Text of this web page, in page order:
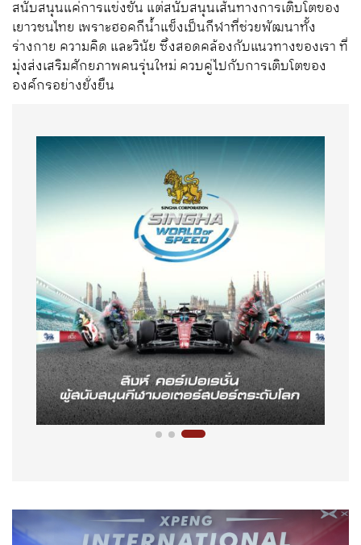
สนับสนุนแค่การแข่งขัน แต่สนับสนุนเส้นทางการเติบโตของ
เยาวชนไทย เพราะฮอคกีน้ำแข็งเป็นกีฬาที่ช่วยพัฒนาทั้ง
ร่างกาย ความคิด และวินัย ซึ่งสอดคล้องกับแนวทางของเรา ที่
มุ่งส่งเสริมศักยภาพคนรุ่นใหม่ ควบคู่ไปกับการเติบโตของ
องค์กรอย่างยั่งยืน